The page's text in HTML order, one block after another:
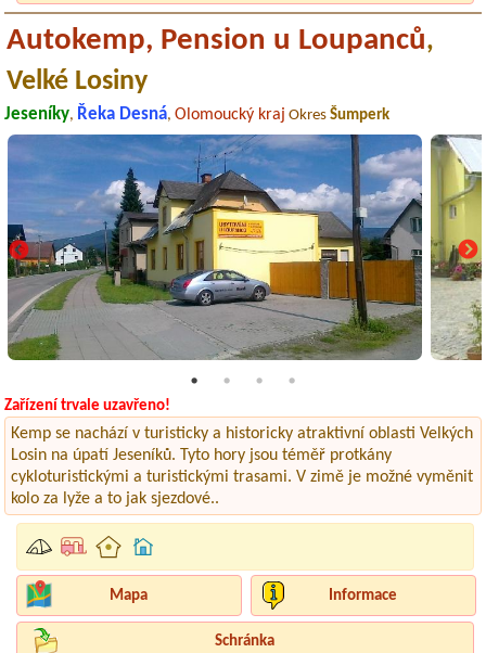
Autokemp, Pension u Loupanců,
Velké Losiny
Jeseníky, Řeka Desná,Olomoucký kraj OkresŠumperk
Zařízení trvale uzavřeno!
Kemp se nachází v turisticky a historicky atraktivní oblasti Velkých
Losin na úpatí Jeseníků. Tyto hory jsou téměř protkány
cykloturistickými a turistickými trasami. V zimě je možné vyměnit
kolo za lyže a to jak sjezdové..
Mapa Informace
Schránka